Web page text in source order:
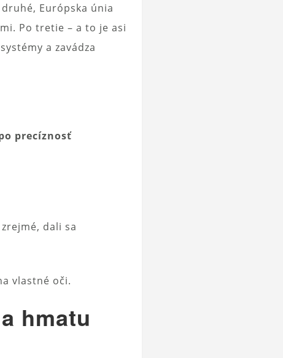
Európska únia
Po tretie – a to je asi
a zavádza
precíznosť
dali sa
vlastné oči.
hmatu